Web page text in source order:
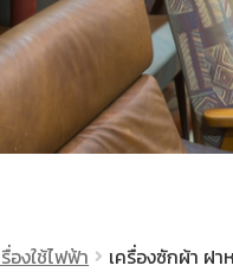
องใช้ไฟฟ้า เครื่องซักผ้า ฝา